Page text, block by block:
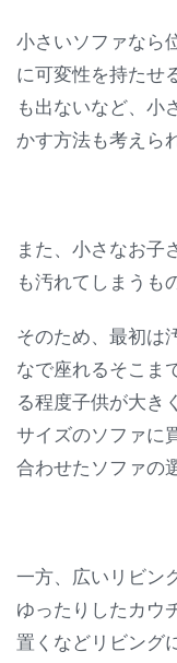
小さいソファなら
に可変性を持たせ
も出ないなど、小
かす方法も考えら
また、小さなお子
も汚れてしまうも
そのため、最初は
なで座れるそこま
る程度子供が大き
サイズのソファに
合わせたソファの
一方、広いリビン
ゆったりしたカウ
置くなどリビング